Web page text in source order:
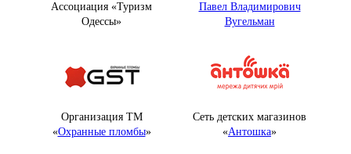
Ассоциация «Туризм
Одессы»
Павел Владимирович
Вугельман
Организация ТМ
«Охранные пломбы»
Сеть детских магазинов
«Антошка»